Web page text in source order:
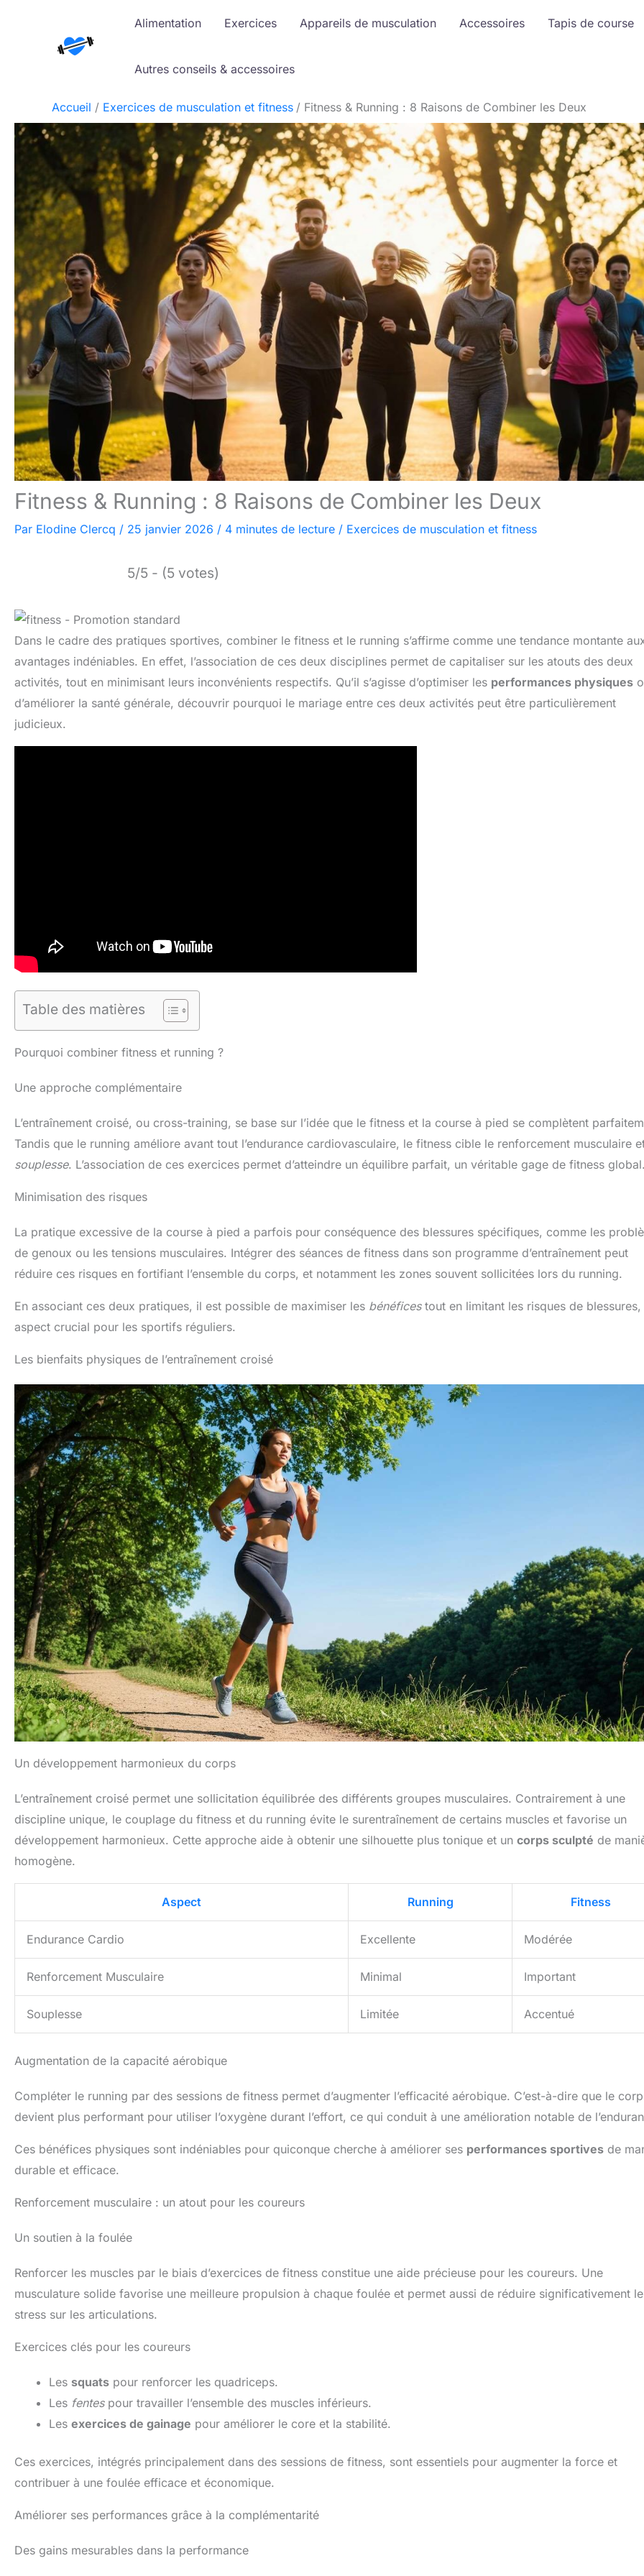
Alimentation Exercices Appareils de musculation Accessoires Tapis de course
Autres conseils & accessoires
Accueil Exercices de musculation et fitness Fitness & Running : 8 Raisons de Combiner les Deux
Fitness & Running : 8 Raisons de Combiner les Deux
Par Elodine Clercq / 25 janvier 2026 / 4 minutes de lecture / Exercices de musculation et fitness
5/5 - (5 votes)
Dans le cadre des pratiques sportives, combiner le fitness et le running s’affirme comme une tendance montante
avantages indéniables. En effet, l’association de ces deux disciplines permet de capitaliser sur les atouts des deux
activités, tout en minimisant leurs inconvénients respectifs. Qu’il s’agisse d’optimiser les performances physiques
d’améliorer la santé générale, découvrir pourquoi le mariage entre ces deux activités peut être particulièrement
judicieux.
Table des matières
Pourquoi combiner fitness et running ?
Une approche complémentaire
L’entraînement croisé, ou cross-training, se base sur l’idée que le fitness et la course à pied se complètent
Tandis que le running améliore avant tout l’endurance cardiovasculaire, le fitness cible le renforcement musculaire
souplesse. L’association de ces exercices permet d’atteindre un équilibre parfait, un véritable gage de fitness
Minimisation des risques
La pratique excessive de la course à pied a parfois pour conséquence des blessures spécifiques, comme les
de genoux ou les tensions musculaires. Intégrer des séances de fitness dans son programme d’entraînement peut
réduire ces risques en fortifiant l’ensemble du corps, et notamment les zones souvent sollicitées lors du running.
En associant ces deux pratiques, il est possible de maximiser les bénéficestout en limitant les risques de blessures,
aspect crucial pour les sportifs réguliers.
Les bienfaits physiques de l’entraînement croisé
Un développement harmonieux du corps
L’entraînement croisé permet une sollicitation équilibrée des différents groupes musculaires. Contrairement à une
discipline unique, le couplage du fitness et du running évite le surentraînement de certains muscles et favorise un
développement harmonieux. Cette approche aide à obtenir une silhouette plus tonique et un corps sculpté de
homogène.
Aspect Running Fitness
Endurance Cardio Excellente Modérée
Renforcement Musculaire Minimal Important
Souplesse Limitée Accentué
Augmentation de la capacité aérobique
Compléter le running par des sessions de fitness permet d’augmenter l’efficacité aérobique. C’est-à-dire que le
devient plus performant pour utiliser l’oxygène durant l’effort, ce qui conduit à une amélioration notable de
Ces bénéfices physiques sont indéniables pour quiconque cherche à améliorer ses performances sportives de
durable et efficace.
Renforcement musculaire : un atout pour les coureurs
Un soutien à la foulée
Renforcer les muscles par le biais d’exercices de fitness constitue une aide précieuse pour les coureurs. Une
musculature solide favorise une meilleure propulsion à chaque foulée et permet aussi de réduire significativement le
stress sur les articulations.
Exercices clés pour les coureurs
Les squats pour renforcer les quadriceps.
Les fentespour travailler l’ensemble des muscles inférieurs.
Les exercices de gainage pour améliorer le core et la stabilité.
Ces exercices, intégrés principalement dans des sessions de fitness, sont essentiels pour augmenter la force et
contribuer à une foulée efficace et économique.
Améliorer ses performances grâce à la complémentarité
Des gains mesurables dans la performance